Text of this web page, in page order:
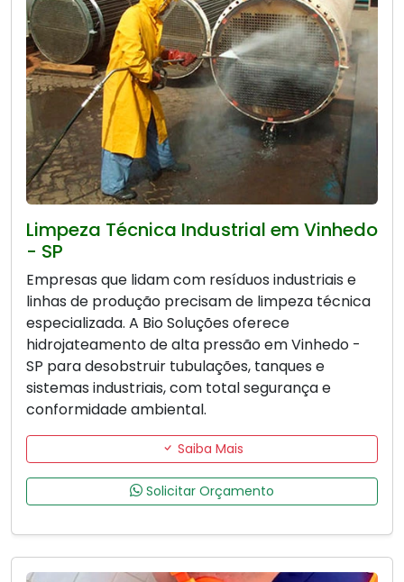
Limpeza Técnica Industrial em Vinhedo
- SP
Empresas que lidam com resíduos industriais e
linhas de produção precisam de limpeza técnica
especializada. A Bio Soluções oferece
hidrojateamento de alta pressão em Vinhedo -
SP para desobstruir tubulações, tanques e
sistemas industriais, com total segurança e
conformidade ambiental.
Saiba Mais
Solicitar Orçamento